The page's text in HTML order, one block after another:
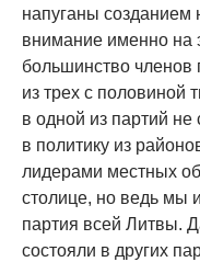
напуганы созданием
внимание именно на
большинство членов
из трех с половиной
в одной из партий
в политику из
лидерами местных
столице, но ведь мы
партия всей Литвы.
состояли в других